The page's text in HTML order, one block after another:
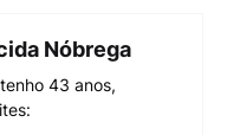
Nóbrega
43 anos,